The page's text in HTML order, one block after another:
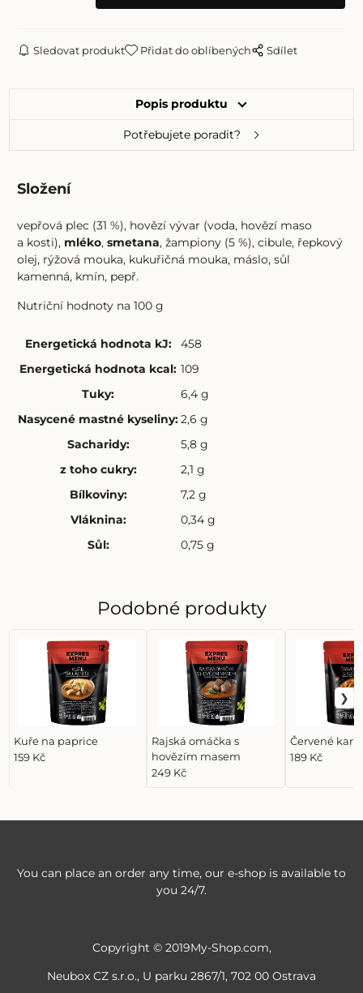
Sledovat produkt Přidat do oblíbených Sdílet
Popis produktu
Potřebujete poradit?
Složení
vepřová plec (31 %), hovězí vývar (voda, hovězí maso
a kosti), mléko,smetana, žampiony (5 %), cibule, řepkový
olej, rýžová mouka, kukuřičná mouka, máslo, sůl
kamenná, kmín, pepř.
Nutriční hodnoty na 100 g
Energetická hodnota kJ:
458
Energetická hodnota kcal: 109
Tuky:
6,4 g
Nasycené mastné kyseliny:2,6 g
Sacharidy:
5,8 g
z toho cukry:
2,1 g
Bílkoviny:
7,2 g
Vláknina:
0,34 g
Sůl: 0,75 g
Podobné produkty
Kuře na paprice
159 Kč
Rajská omáčka s
hovězím masem
249 Kč
Červené kari
189 Kč
You can place an order any time, our e-shop is available to
you 24/7.
Copyright © 2019My-Shop.com,
Neubox CZ s.r.o., U parku 2867/1, 702 00 Ostrava